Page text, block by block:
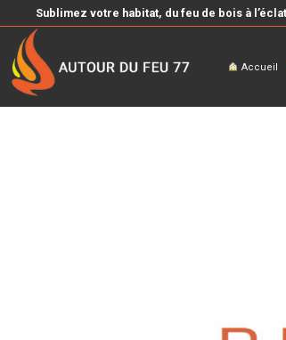
Sublimez votre habitat, du feu de bois à
Accueil